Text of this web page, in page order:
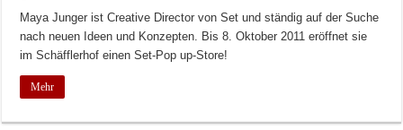
Maya Junger ist Creative Director von Set und ständig auf der Suche
nach neuen Ideen und Konzepten. Bis 8. Oktober 2011 eröffnet sie
im Schäfflerhof einen Set-Pop up-Store!
Mehr